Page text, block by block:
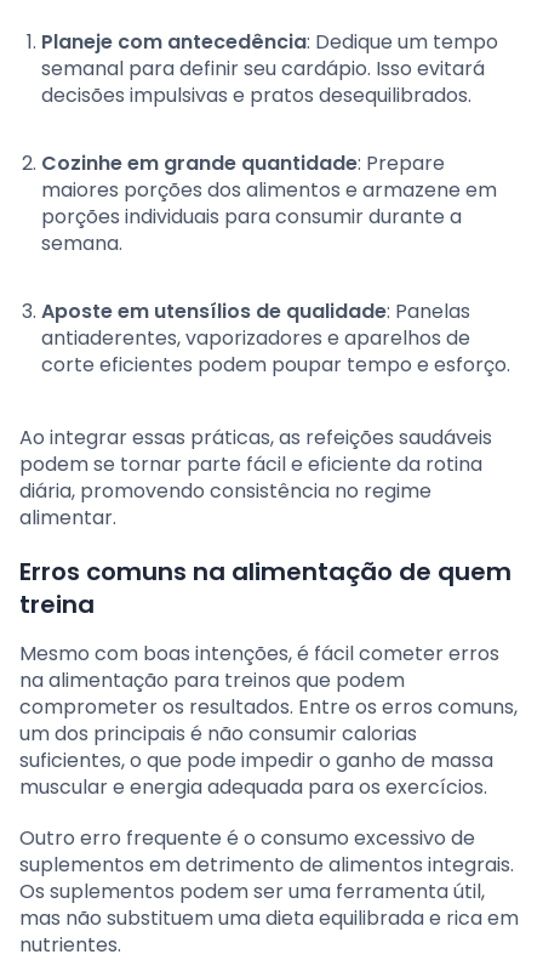
Planeje com antecedência: Dedique um tempo
semanal para definir seu cardápio. Isso evitará
decisões impulsivas e pratos desequilibrados.
Cozinhe em grande quantidade: Prepare
maiores porções dos alimentos e armazene em
porções individuais para consumir durante a
semana.
Aposte em utensílios de qualidade: Panelas
antiaderentes, vaporizadores e aparelhos de
corte eficientes podem poupar tempo e esforço.
Ao integrar essas práticas, as refeições saudáveis
podem se tornar parte fácil e eficiente da rotina
diária, promovendo consistência no regime
alimentar.
Erros comuns na alimentação de quem
treina
Mesmo com boas intenções, é fácil cometer erros
na alimentação para treinos que podem
comprometer os resultados. Entre os erros comuns,
um dos principais é não consumir calorias
suficientes, o que pode impedir o ganho de massa
muscular e energia adequada para os exercícios.
Outro erro frequente é o consumo excessivo de
suplementos em detrimento de alimentos integrais.
Os suplementos podem ser uma ferramenta útil,
mas não substituem uma dieta equilibrada e rica em
nutrientes.